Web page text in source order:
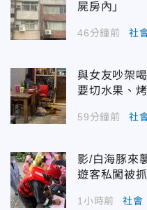
屍房內」
46分鐘前 社
與女友吵架
要切水果、
59分鐘前 社
影/白海豚來
遊客私闖被
1小時前 社會